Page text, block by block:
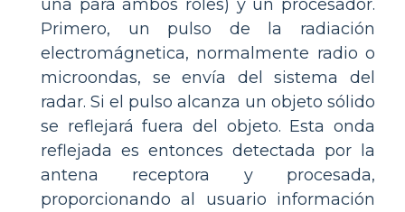
una para ambos roles) y un procesador.
Primero, un pulso de la radiación
electromágnetica, normalmente radio o
microondas, se envía del sistema del
radar. Si el pulso alcanza un objeto sólido
se reflejará fuera del objeto. Esta onda
reflejada es entonces detectada por la
antena receptora y procesada,
proporcionando al usuario información